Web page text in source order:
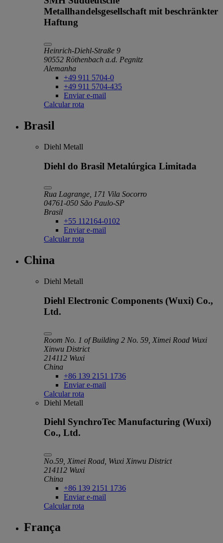
Metallhandelsgesellschaft mit beschränkter
Haftung
Heinrich-Diehl-Straße 9
90552 Röthenbach a.d. Pegnitz
Alemanha
+49 911 5704-0
+49 911 5704-435
Enviar e-mail
Calcular rota
Brasil
Diehl Metall
Diehl do Brasil Metalúrgica Limitada
Rua Lagrange, 171 Vila Socorro
04761-050 São Paulo-SP
Brasil
+55 112164-0102
Enviar e-mail
Calcular rota
China
Diehl Metall
Diehl Electronic Components (Wuxi) Co.,
Ltd.
Room No. 1 of Building 2 No. 59, Ximei Road Wuxi
Xinwu District
214112 Wuxi
China
+86 139 2151 1736
Enviar e-mail
Calcular rota
Diehl Metall
Diehl SynchroTec Manufacturing (Wuxi)
Co., Ltd.
No.59, Ximei Road, Wuxi Xinwu District
214112 Wuxi
China
+86 139 2151 1736
Enviar e-mail
Calcular rota
França